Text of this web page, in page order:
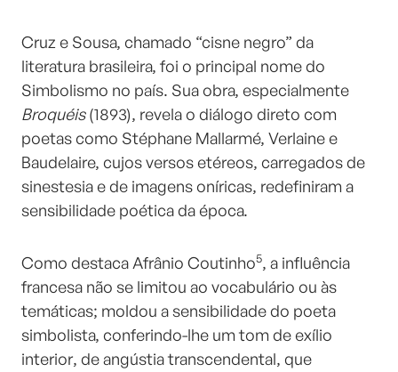
Cruz e Sousa, chamado “cisne negro” da
literatura brasileira, foi o principal nome do
Simbolismo no país. Sua obra, especialmente
Broquéis(1893), revela o diálogo direto com
poetas como Stéphane Mallarmé, Verlaine e
Baudelaire, cujos versos etéreos, carregados de
sinestesia e de imagens oníricas, redefiniram a
sensibilidade poética da época.
Como destaca Afrânio Coutinho5, a influência
francesa não se limitou ao vocabulário ou às
temáticas; moldou a sensibilidade do poeta
simbolista, conferindo-lhe um tom de exílio
interior, de angústia transcendental, que